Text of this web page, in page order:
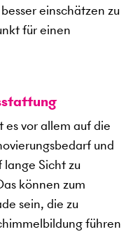
einschätzen zu
für einen
vor allem auf die
und
Sicht zu
können zum
sein, die zu
führen